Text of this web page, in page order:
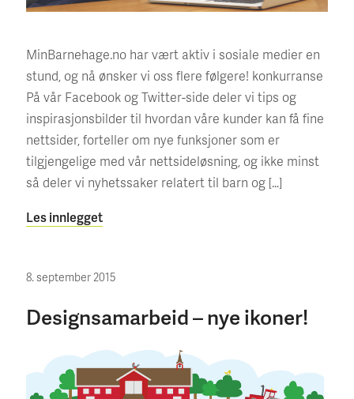
MinBarnehage.no har vært aktiv i sosiale medier en
stund, og nå ønsker vi oss flere følgere! konkurranse
På vår Facebook og Twitter-side deler vi tips og
inspirasjonsbilder til hvordan våre kunder kan få fine
nettsider, forteller om nye funksjoner som er
tilgjengelige med vår nettsideløsning, og ikke minst
så deler vi nyhetssaker relatert til barn og […]
Les innlegget
8. september 2015
Designsamarbeid – nye ikoner!